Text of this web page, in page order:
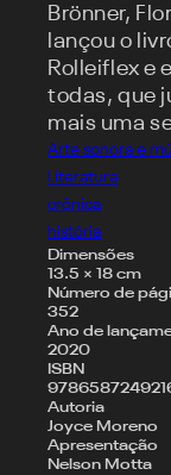
Brönner,
lançou o
Rolleiflex e
todas, que
mais uma
Arte sonora e
Literatura
crônica
história
Dimensões
13.5 × 18 cm
Número de
352
Ano de
2020
ISBN
Autoria
Joyce Moreno
Apresentação
Nelson Motta